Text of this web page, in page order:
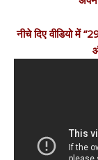
नीचे दिए वीडियो में